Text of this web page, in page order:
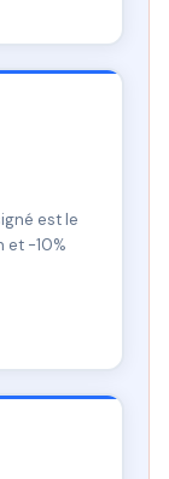
est le
et -10%